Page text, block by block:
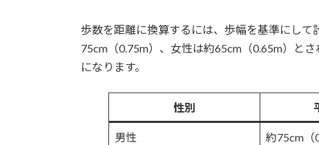
歩数を距離に換算するには、歩幅を基準にして
75cm（0.75m）、女性は約65cm（0.65m）と
になります。
性別
男性 約75cm（